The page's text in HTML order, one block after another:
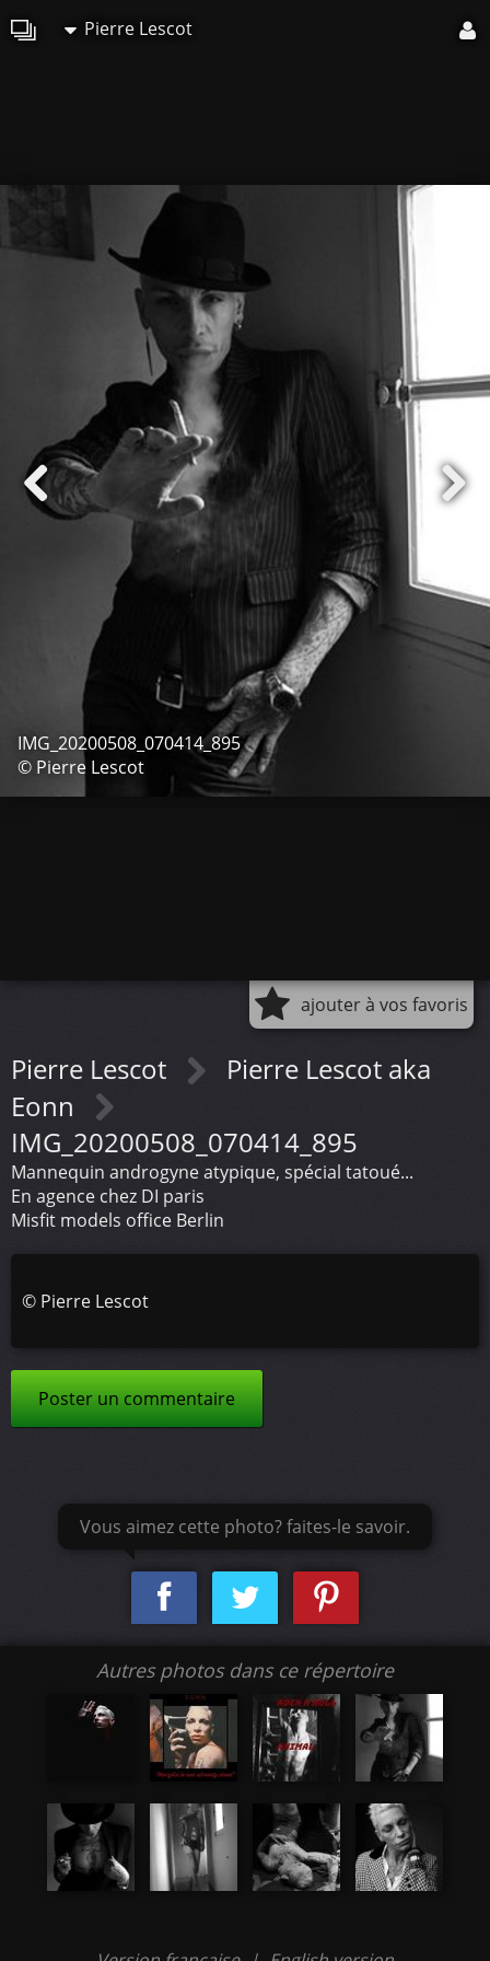
Pierre Lescot
IMG_20200508_070414_895
© Pierre Lescot
ajouter à vos favoris
Pierre Lescot
Pierre Lescot aka
Eonn
IMG_20200508_070414_895
Mannequin androgyne atypique, spécial tatoué...
En agence chez DI paris
Misfit models office Berlin
© Pierre Lescot
Poster un commentaire
Vous aimez cette photo? faites-le savoir.
Autres photos dans ce répertoire